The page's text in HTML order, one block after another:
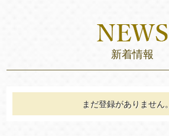
新着情報
まだ登録がありません。